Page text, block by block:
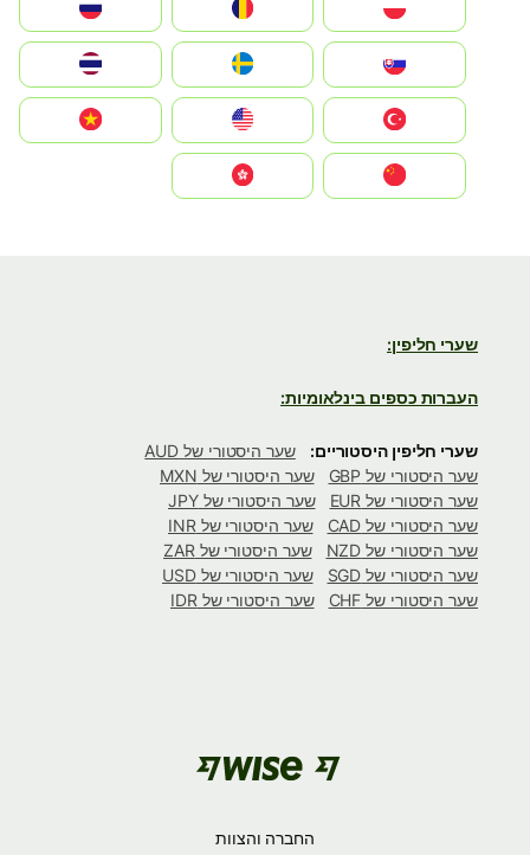
România
Slovensko
United States
Vietnam
שערי חליפין:
העברות כספים בינלאומיות:
שערי חליפין היסטוריים:
שער היסטורי של AUD
שער היסטורי של GBP
שער היסטורי של MXN
שער היסטורי של EUR
שער היסטורי של JPY
שער היסטורי של CAD
שער היסטורי של INR
שער היסטורי של NZD
שער היסטורי של ZAR
שער היסטורי של SGD
שער היסטורי של USD
שער היסטורי של CHF
שער היסטורי של IDR
החברה והצוות